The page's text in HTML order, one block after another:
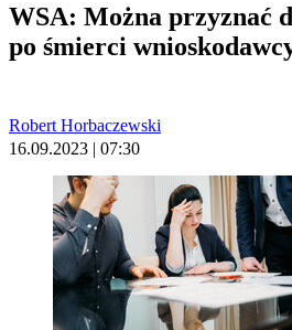
WSA: Można przyznać
po śmierci
Robert Horbaczewski
16.09.2023 | 07:30